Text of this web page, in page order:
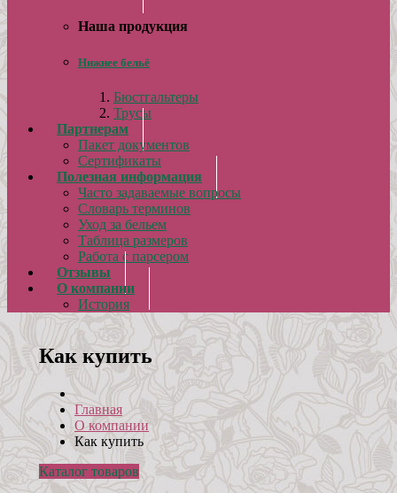
Наша продукция
Нижнее бельё
Бюстгальтеры
Трусы
Партнерам
Пакет документов
Сертификаты
Полезная информация
Часто задаваемые вопросы
Словарь терминов
Уход за бельем
Таблица размеров
Работа с парсером
Отзывы
О компании
История
Как купить
Главная
О компании
Как купить
Каталог товаров